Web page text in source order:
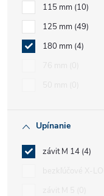
115 mm 10
125 mm 49
180 mm 4
Upínanie
závit M 14 4